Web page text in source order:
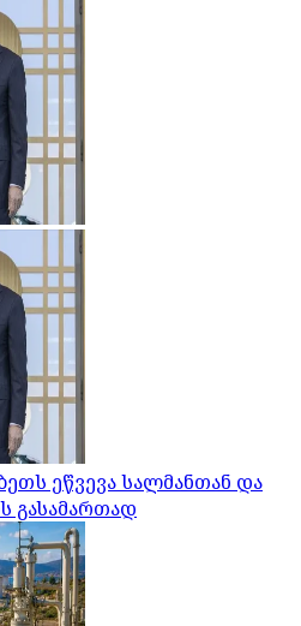
ეწვევა სალმანთან და
გასამართად